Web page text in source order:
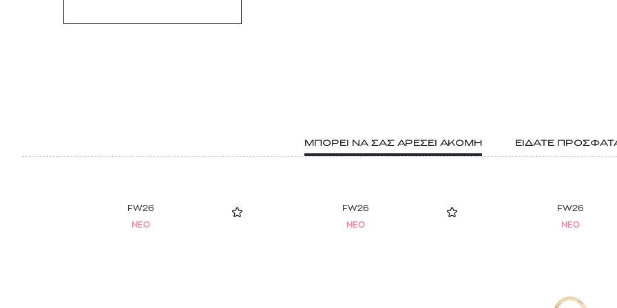
ΜΠΟΡΕΙ ΝΑ ΣΑΣ ΑΡΕΣΕΙ ΑΚΟΜΗ ΕΙΔΑΤΕ
FW26
NEO
FW26
NEO
FW26
NEO